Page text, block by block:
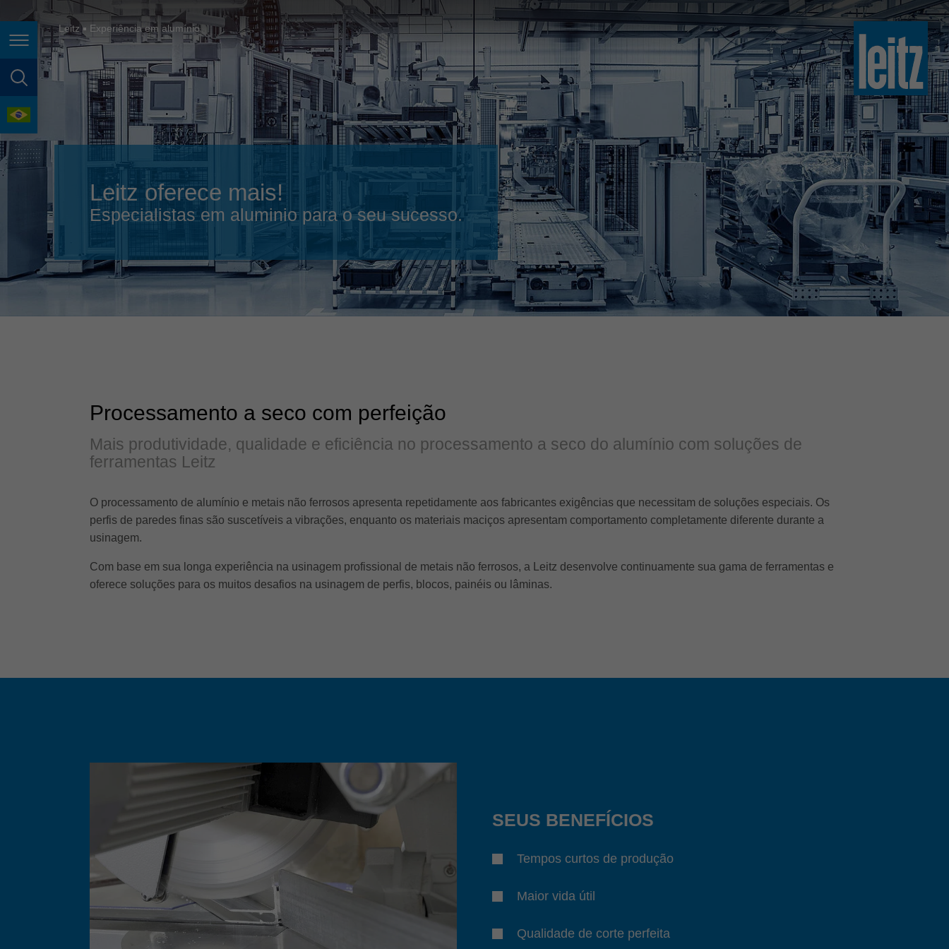
Page navigation
page search
language
France français
Great Britain english
Italia italiano
India english
Japan (日本) 日本語
Lietuva english
Magyarország
Malaysia
México español
Suomi english
Taiwan
Türkiye
USA english
Việt Nam tiếng việt
中国 中文
ประเทศไทย
Україна
Leitz Experiência em alumínio
Leitz oferece mais!
Especialistas em aluminio para o seu sucesso.
Processamento a seco com perfeição
Mais produtividade, qualidade e eficiência no processamento a seco do alumínio com soluções de
ferramentas Leitz
O processamento de alumínio e metais não ferrosos apresenta repetidamente aos fabricantes exigências que necessitam de soluções especiais. Os
perfis de paredes finas são suscetíveis a vibrações, enquanto os materiais maciços apresentam comportamento completamente diferente durante a
usinagem.
Com base em sua longa experiência na usinagem profissional de metais não ferrosos, a Leitz desenvolve continuamente sua gama de ferramentas e
oferece soluções para os muitos desafios na usinagem de perfis, blocos, painéis ou lâminas.
SEUS BENEFÍCIOS
Tempos curtos de produção
Maior vida útil
Qualidade de corte perfeita